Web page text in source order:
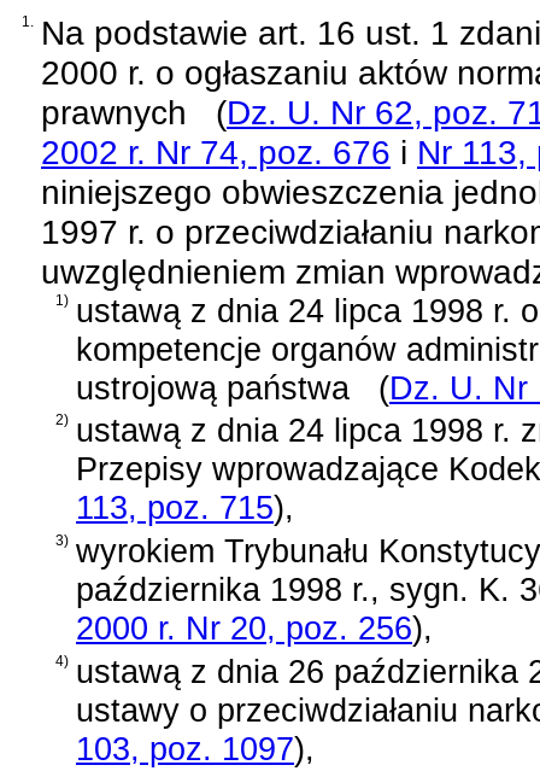
1. Na podstawie art. 16 ust. 1
2000 r. o ogłaszaniu aktów
prawnych
(Dz. U. Nr 62, poz.
2002 r. Nr 74, poz. 676 i Nr 113,
niniejszego obwieszczenia
1997 r. o przeciwdziałaniu
uwzględnieniem zmian
1) ustawą z dnia 24 lipca 1998 r.
kompetencje organów
ustrojową państwa
(Dz. U. Nr
2) ustawą z dnia 24 lipca 1998 r.
Przepisy wprowadzające
113, poz. 715),
3) wyrokiem Trybunału
października 1998 r., sygn. K.
2000 r. Nr 20, poz. 256),
4) ustawą z dnia 26 października
ustawy o przeciwdziałaniu
103, poz. 1097),